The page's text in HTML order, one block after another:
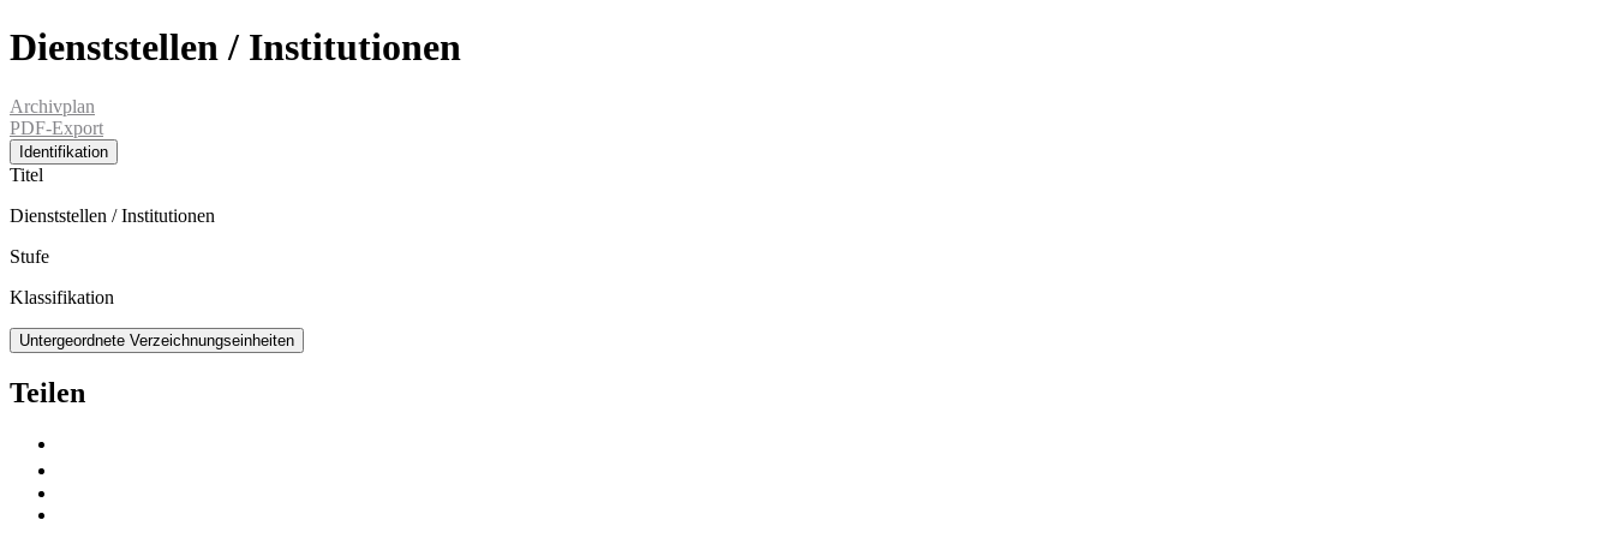
Dienststellen / Institutionen
Archivplan
PDF-Export
Identifikation
Titel
Dienststellen / Institutionen
Stufe
Klassifikation
Untergeordnete Verzeichnungseinheiten
Teilen